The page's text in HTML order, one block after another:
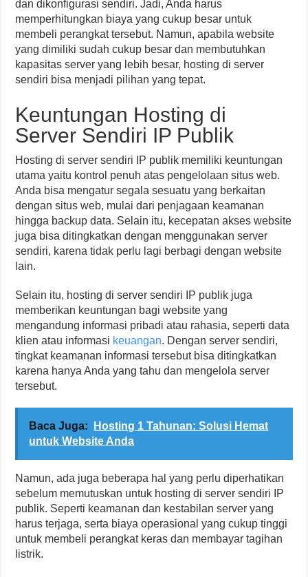
dan dikonfigurasi sendiri. Jadi, Anda harus
memperhitungkan biaya yang cukup besar untuk
membeli perangkat tersebut. Namun, apabila website
yang dimiliki sudah cukup besar dan membutuhkan
kapasitas server yang lebih besar, hosting di server
sendiri bisa menjadi pilihan yang tepat.
Keuntungan Hosting di
Server Sendiri IP Publik
Hosting di server sendiri IP publik memiliki keuntungan
utama yaitu kontrol penuh atas pengelolaan situs web.
Anda bisa mengatur segala sesuatu yang berkaitan
dengan situs web, mulai dari penjagaan keamanan
hingga backup data. Selain itu, kecepatan akses website
juga bisa ditingkatkan dengan menggunakan server
sendiri, karena tidak perlu lagi berbagi dengan website
lain.
Selain itu, hosting di server sendiri IP publik juga
memberikan keuntungan bagi website yang
mengandung informasi pribadi atau rahasia, seperti data
klien atau informasi keuangan. Dengan server sendiri,
tingkat keamanan informasi tersebut bisa ditingkatkan
karena hanya Anda yang tahu dan mengelola server
tersebut.
Baca Juga:
Hosting 1 Tahunan: Solusi Hemat
untuk Website Anda
Namun, ada juga beberapa hal yang perlu diperhatikan
sebelum memutuskan untuk hosting di server sendiri IP
publik. Seperti keamanan dan kestabilan server yang
harus terjaga, serta biaya operasional yang cukup tinggi
untuk membeli perangkat keras dan membayar tagihan
listrik.